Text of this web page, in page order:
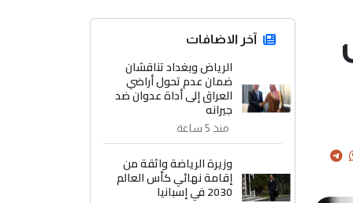
آخر الاضافات
الرياض وبغداد تناقشان
ضمان عدم تحول أراضي
العراق إلى أداة عدوان ضد
جيرانه
منذ 5 ساعة
وزيرة الرياضة واثقة من
إقامة نهائي كأس العالم
2030 في إسبانيا